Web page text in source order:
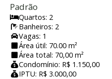
Padrão
Quartos: 2
Banheiros: 2
Vagas: 1
Área útil: 70.00 m²
Área total: 70,00 m²
Condomínio: R$ 1.150,00
IPTU: R$ 3.000,00